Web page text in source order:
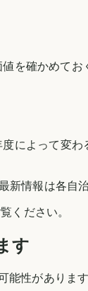
を確かめてお
によって変
情報は各自
ください。
す
性がありま